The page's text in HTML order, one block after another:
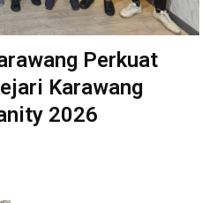
Perkuat
Karawang
2026